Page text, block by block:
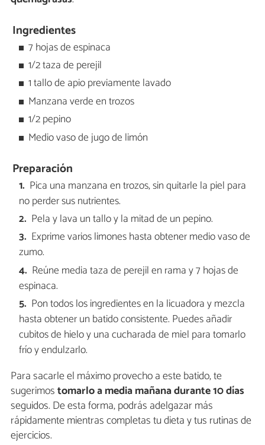
Ingredientes
7 hojas de espinaca
1/2 taza de perejil
1 tallo de apio previamente lavado
Manzana verde en trozos
1/2 pepino
Medio vaso de jugo de limón
Preparación
Pica una manzana en trozos, sin quitarle la piel para
no perder sus nutrientes.
Pela y lava un tallo y la mitad de un pepino.
Exprime varios limones hasta obtener medio vaso de
zumo.
Reúne media taza de perejil en rama y 7 hojas de
espinaca.
Pon todos los ingredientes en la licuadora y mezcla
hasta obtener un batido consistente. Puedes añadir
cubitos de hielo y una cucharada de miel para tomarlo
frío y endulzarlo.
Para sacarle el máximo provecho a este batido, te
sugerimostomarlo a media mañana durante 10 días
seguidos. De esta forma, podrás adelgazar más
rápidamente mientras completas tu dieta y tus rutinas de
ejercicios.